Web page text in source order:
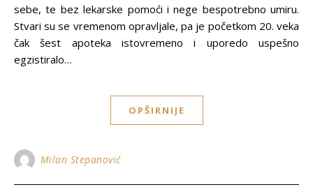
sebe, te bez lekarske pomoći i nege bespotrebno umiru.
Stvari su se vremenom opravljale, pa je početkom 20. veka
čak šest apoteka istovremeno i uporedo uspešno
egzistiralo…
OPŠIRNIJE
Milan Stepanović